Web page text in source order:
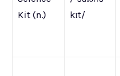
Kit (n.)
kɪt/